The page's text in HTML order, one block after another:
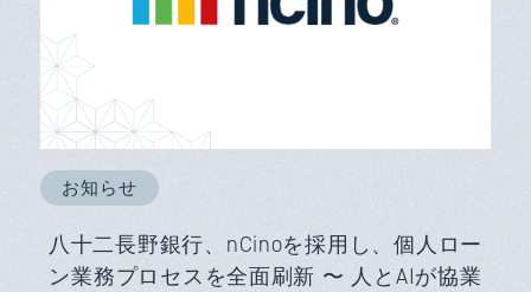
お知らせ
八十二長野銀行、nCinoを採用し、個人ロー
ン業務プロセスを全面刷新 〜 人とAIが協業